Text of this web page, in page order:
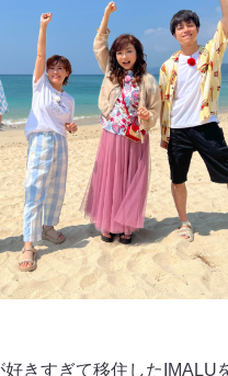
きすぎて移住したIMALU